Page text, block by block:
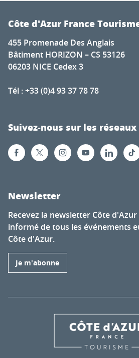
Côte d'Azur France
455 Promenade Des Anglais
Bâtiment HORIZON – CS 53126
06203 NICE Cedex 3
Tél : +33 (0)4 93 37 78 78
Suivez-nous sur les
Newsletter
Recevez la newsletter Côte
informé de tous les événements
Côte d'Azur.
Je m'abonne